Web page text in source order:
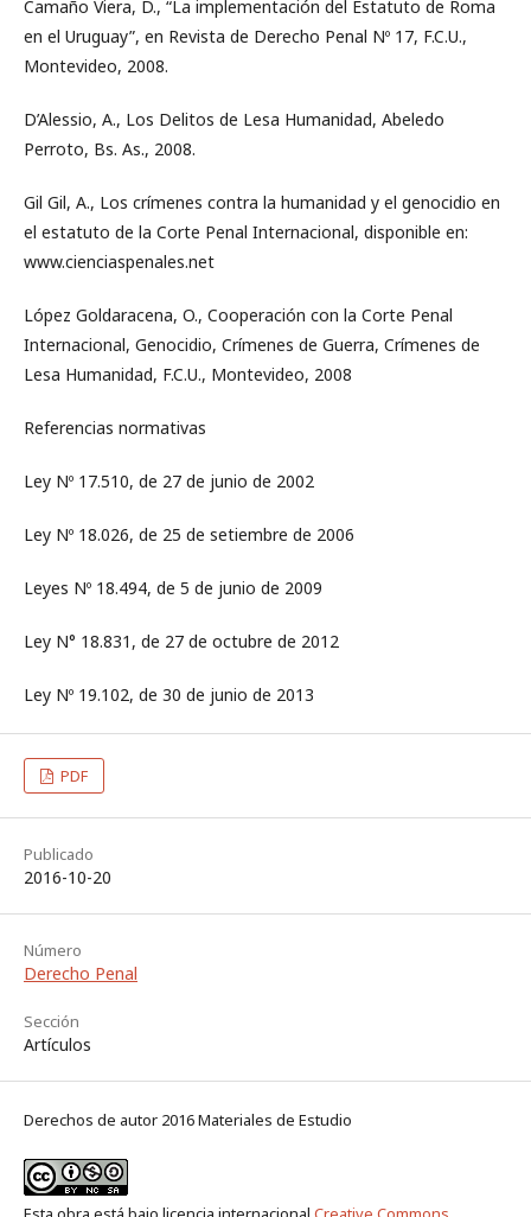
Camaño Viera, D., “La implementación del Estatuto de Roma
en el Uruguay”, en Revista de Derecho Penal Nº 17, F.C.U.,
Montevideo, 2008.
D’Alessio, A., Los Delitos de Lesa Humanidad, Abeledo
Perroto, Bs. As., 2008.
Gil Gil, A., Los crímenes contra la humanidad y el genocidio en
el estatuto de la Corte Penal Internacional, disponible en:
www.cienciaspenales.net
López Goldaracena, O., Cooperación con la Corte Penal
Internacional, Genocidio, Crímenes de Guerra, Crímenes de
Lesa Humanidad, F.C.U., Montevideo, 2008
Referencias normativas
Ley Nº 17.510, de 27 de junio de 2002
Ley Nº 18.026, de 25 de setiembre de 2006
Leyes Nº 18.494, de 5 de junio de 2009
Ley N° 18.831, de 27 de octubre de 2012
Ley Nº 19.102, de 30 de junio de 2013
PDF
Publicado
2016-10-20
Número
Derecho Penal
Sección
Artículos
Derechos de autor 2016 Materiales de Estudio